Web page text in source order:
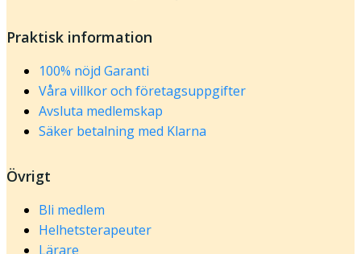
Praktisk information
100% nöjd Garanti
Våra villkor och företagsuppgifter
Avsluta medlemskap
Säker betalning med Klarna
Övrigt
Bli medlem
Helhetsterapeuter
Lärare